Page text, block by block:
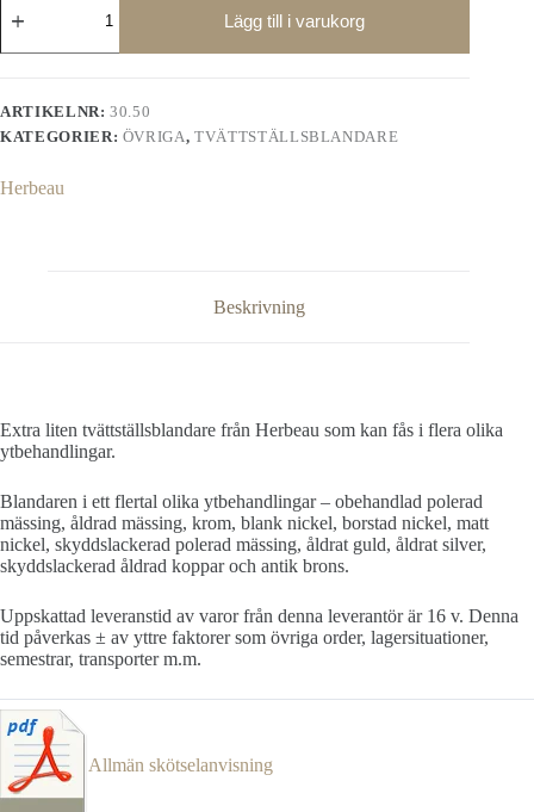
Royale
30.50
Lägg till i varukorg
ARTIKELNR:30.50
KATEGORIER: ÖVRIGA,TVÄTTSTÄLLSBLANDARE
Herbeau
Beskrivning
Extra liten tvättställsblandare från Herbeau som kan fås i flera olika
ytbehandlingar.
Blandaren i ett flertal olika ytbehandlingar – obehandlad polerad
mässing, åldrad mässing, krom, blank nickel, borstad nickel, matt
nickel, skyddslackerad polerad mässing, åldrat guld, åldrat silver,
skyddslackerad åldrad koppar och antik brons.
Uppskattad leveranstid av varor från denna leverantör är 16 v. Denna
tid påverkas ± av yttre faktorer som övriga order, lagersituationer,
semestrar, transporter m.m.
Allmän skötselanvisning